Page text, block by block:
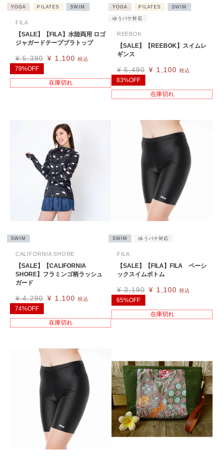
YOGA PILATES SWIM
FILA
【SALE】【FILA】水陸両用 ロゴ
ジャガードテープブラトップ
¥ 5,390 ¥ 1,100 税込
79%OFF
在庫切れ
YOGA PILATES SWIM
ゆうパケ対応
REEBOK
【SALE】【REEBOK】スイムレ
ギンス
¥ 6,490 ¥ 1,100 税込
83%OFF
在庫切れ
SWIM
CALIFORNIA SHORE
【SALE】【CALIFORNIA
SHORE】フラミンゴ柄ラッシュ
ガード
¥ 4,290 ¥ 1,100 税込
74%OFF
在庫切れ
SWIM ゆうパケ対応
FILA
【SALE】【FILA】FILA ベーシ
ックスイムボトム
¥ 3,190 ¥ 1,100 税込
65%OFF
在庫切れ